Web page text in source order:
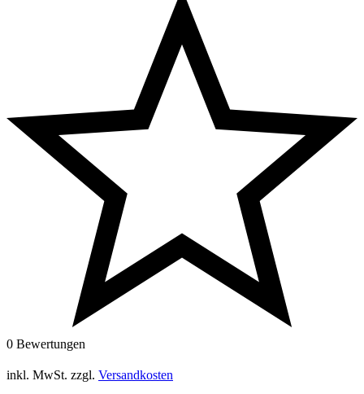
0 Bewertungen
inkl. MwSt. zzgl. Versandkosten